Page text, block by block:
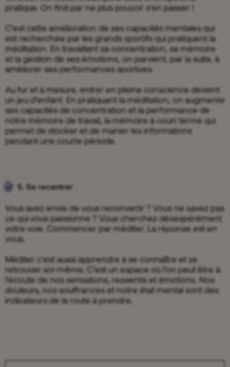
pratique. On finit par ne plus pouvoir s’en passer !
C’est cette amélioration de ses capacités mentales qui
est recherchée par les grands sportifs qui pratiquent la
méditation. En travaillant sa concentration, sa mémoire
et la gestion de ses émotions, on parvient, par la suite, à
améliorer ses performances sportives.
Au fur et à mesure, entrer en pleine conscience devient
un jeu d’enfant. En pratiquant la méditation, on augmente
ses capacités de concentration et la performance de
notre mémoire de travail, la mémoire à court terme qui
permet de stocker et de manier les informations
pendant une courte période.
5. Se recentrer
Vous avez envie de vous reconvertir ? Vous ne savez pas
ce qui vous passionne ? Vous cherchez désespérément
votre voie. Commencer par méditer. La réponse est en
vous.
Méditer c’est aussi apprendre à se connaître et se
retrouver soi-même. C’est un espace où l’on peut être à
l’écoute de nos sensations, ressentis et émotions. Nos
douleurs, nos souffrances et notre état mental sont des
indicateurs de la route à prendre.